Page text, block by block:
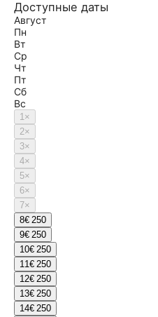
Доступные даты
Август
Пн
Вт
Ср
Чт
Пт
Сб
Вс
1×
2×
3×
4×
5×
6×
7×
8€ 250
9€ 250
10€ 250
11€ 250
12€ 250
13€ 250
14€ 250